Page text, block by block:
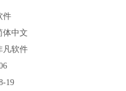
件
体中文
凡软件
19